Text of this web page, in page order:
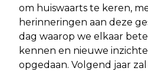
om huiswaarts te keren,
herinneringen aan deze
dag waarop we elkaar
kennen en nieuwe
opgedaan. Volgend jaar